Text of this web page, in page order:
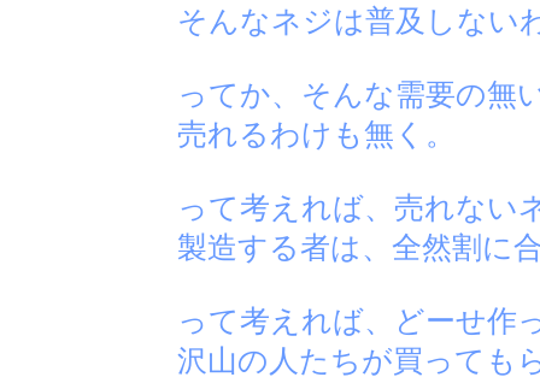
そんなネジは普及しない
ってか、そんな需要の無
売れるわけも無く。
って考えれば、売れない
製造する者は、全然割に
って考えれば、どーせ作
沢山の人たちが買っても